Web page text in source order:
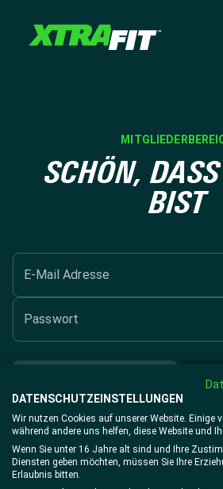
SCHÖN,
BIST
E-Mail Adresse
Passwort
Passwort
DATENSCHUTZEINSTELLUNGEN
Wir nutzen Cookies auf unserer Website. Einige
während andere uns helfen, diese Website und
Wenn Sie unter 16 Jahre alt sind und Ihre
Diensten geben möchten, müssen Sie Ihre
Erlaubnis bitten.